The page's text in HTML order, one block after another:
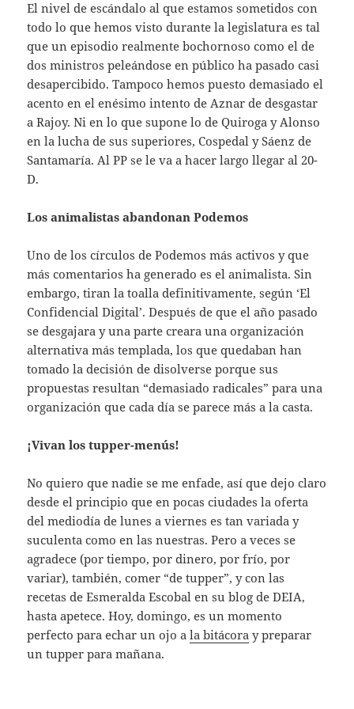
El nivel de escándalo al que estamos sometidos con
todo lo que hemos visto durante la legislatura es tal
que un episodio realmente bochornoso como el de
dos ministros peleándose en público ha pasado casi
desapercibido. Tampoco hemos puesto demasiado el
acento en el enésimo intento de Aznar de desgastar
a Rajoy. Ni en lo que supone lo de Quiroga y Alonso
en la lucha de sus superiores, Cospedal y Sáenz de
Santamaría. Al PP se le va a hacer largo llegar al 20-
D.
Los animalistas abandonan Podemos
Uno de los círculos de Podemos más activos y que
más comentarios ha generado es el animalista. Sin
embargo, tiran la toalla definitivamente, según ‘El
Confidencial Digital’. Después de que el año pasado
se desgajara y una parte creara una organización
alternativa más templada, los que quedaban han
tomado la decisión de disolverse porque sus
propuestas resultan “demasiado radicales” para una
organización que cada día se parece más a la casta.
¡Vivan los tupper-menús!
No quiero que nadie se me enfade, así que dejo claro
desde el principio que en pocas ciudades la oferta
del mediodía de lunes a viernes es tan variada y
suculenta como en las nuestras. Pero a veces se
agradece (por tiempo, por dinero, por frío, por
variar), también, comer “de tupper”, y con las
recetas de Esmeralda Escobal en su blog de DEIA,
hasta apetece. Hoy, domingo, es un momento
perfecto para echar un ojo ala bitácora y preparar
un tupper para mañana.